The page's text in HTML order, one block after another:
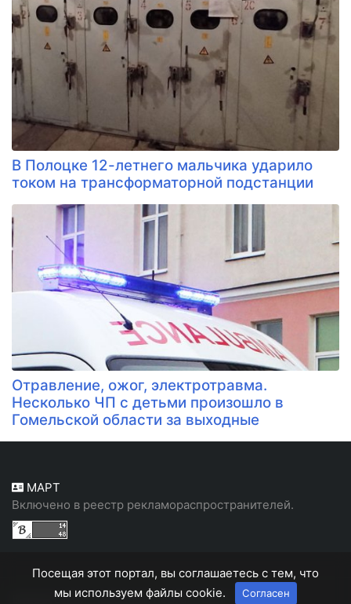
В Полоцке 12-летнего мальчика ударило
током на трансформаторной подстанции
Отравление, ожог, электротравма.
Несколько ЧП с детьми произошло в
Гомельской области за выходные
МАРТ
Включено в реестр рекламораспространителей.
Белорусский, народный портал "Белн" © 2026
Посещая этот портал, вы соглашаетесь с тем, что
мы используем файлы cookie.
Согласен